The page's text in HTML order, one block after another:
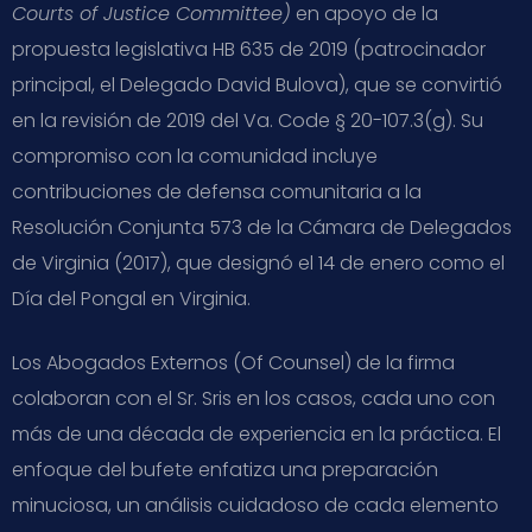
Courts of Justice Committee) en apoyo de la
propuesta legislativa HB 635 de 2019 (patrocinador
principal, el Delegado David Bulova), que se convirtió
en la revisión de 2019 del Va. Code § 20-107.3(g). Su
compromiso con la comunidad incluye
contribuciones de defensa comunitaria a la
Resolución Conjunta 573 de la Cámara de Delegados
de Virginia (2017), que designó el 14 de enero como el
Día del Pongal en Virginia.
Los Abogados Externos (Of Counsel) de la firma
colaboran con el Sr. Sris en los casos, cada uno con
más de una década de experiencia en la práctica. El
enfoque del bufete enfatiza una preparación
minuciosa, un análisis cuidadoso de cada elemento